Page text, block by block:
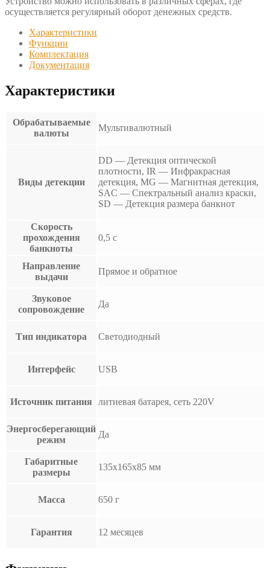
осуществляется регулярный оборот денежных средств.
Характеристики
Функции
Комплектация
Документация
Характеристики
Обрабатываемые
валюты
Мультивалютный
Виды детекции
DD — Детекция оптической
плотности, IR — Инфракрасная
детекция, MG — Магнитная детекция,
SAC — Спектральный анализ краски,
SD — Детекция размера банкнот
Скорость
прохождения
банкноты
0,5 с
Направление
выдачи
Прямое и обратное
Звуковое
сопровождение
Да
Тип индикатора Светодиодный
Интерфейс USB
Источник питания литиевая батарея, сеть 220V
Энергосберегающий
режим
Да
Габаритные
размеры
135x165x85 мм
Масса 650 г
Гарантия 12 месяцев